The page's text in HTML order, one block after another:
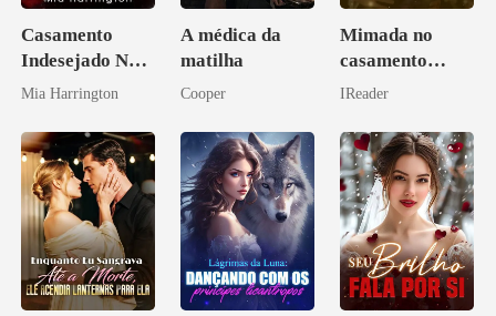
Casamento
Indesejado Na
Máfia
Mia Harrington
A médica da
matilha
Cooper
Mimada no
casamento
relâmpago com
IReader